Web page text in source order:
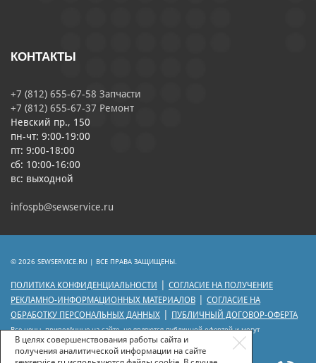
КОНТАКТЫ
+7 (812) 655-67-58 Запчасти
+7 (812) 655-67-37 Ремонт
Невский пр., 150
пн-чт: 9:00-19:00
пт: 9:00-18:00
сб: 10:00-16:00
вс: выходной
infospb@sewservice.ru
© 2026 SEWSERVICE.RU | ВСЕ ПРАВА ЗАЩИЩЕНЫ.
ПОЛИТИКА КОНФИДЕНЦИАЛЬНОСТИ
СОГЛАСИЕ НА ПОЛУЧЕНИЕ
РЕКЛАМНО-ИНФОРМАЦИОННЫХ МАТЕРИАЛОВ
СОГЛАСИЕ НА
ОБРАБОТКУ ПЕРСОНАЛЬНЫХ ДАННЫХ
ПУБЛИЧНЫЙ ДОГОВОР-ОФЕРТА
Все цены, приведённые на сайте, не являются публичной офертой и могут
отличаться от цен действующего прейскуранта.
В целях совершенствования работы сайта и
получения аналитической информации на сайте